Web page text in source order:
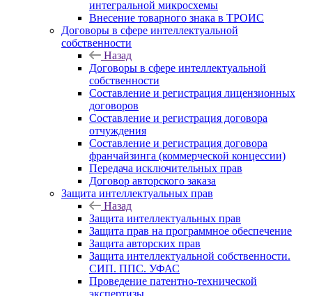
интегральной микросхемы
Внесение товарного знака в ТРОИС
Договоры в сфере интеллектуальной
собственности
Назад
Договоры в сфере интеллектуальной
собственности
Составление и регистрация лицензионных
договоров
Составление и регистрация договора
отчуждения
Составление и регистрация договора
франчайзинга (коммерческой концессии)
Передача исключительных прав
Договор авторского заказа
Защита интеллектуальных прав
Назад
Защита интеллектуальных прав
Защита прав на программное обеспечение
Защита авторских прав
Защита интеллектуальной собственности.
СИП. ППС. УФАС
Проведение патентно-технической
экспертизы